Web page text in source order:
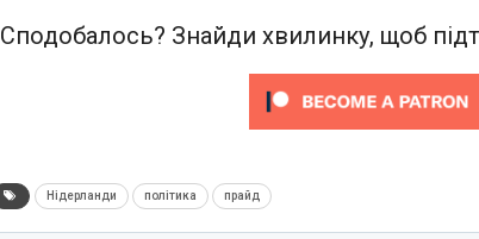
Сподобалось? Знайди хвилинку, щоб
Нідерланди політика прайд